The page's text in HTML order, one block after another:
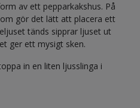
av ett pepparkakshus. På
gör det lätt att placera ett
tänds sipprar ljuset ut
ger ett mysigt sken.
in en liten ljusslinga i